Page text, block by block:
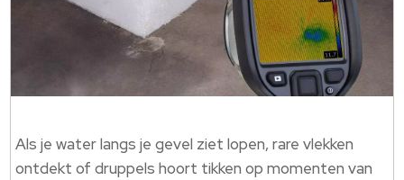
Als je water langs je gevel ziet lopen, rare vlekken
ontdekt of druppels hoort tikken op momenten van